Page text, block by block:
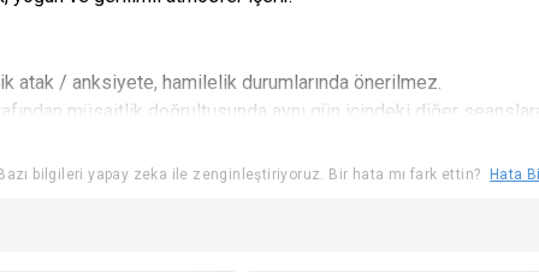
atak / anksiyete, hamilelik durumlarında önerilmez.
müsaitlik doğrultusunda aynı gün içindeki diğer
için yeniden katılım mümkün değildir.
Bazı bilgileri yapay zeka ile zenginleştiriyoruz. Bir hata mı fark ettin? Hata